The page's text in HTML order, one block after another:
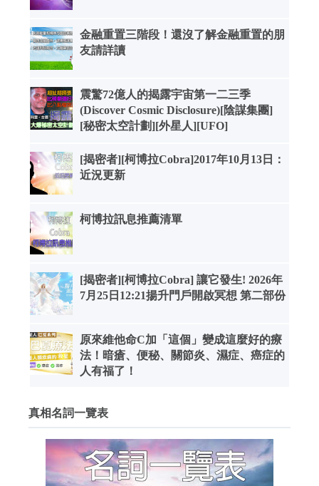
金融重置三階段！還沒了解金融重置的朋
友請詳讀
震驚72億人的揭露宇宙第一二三季
(Discover Cosmic Disclosure)[陰謀集團]
[秘密太空計劃][外星人][UFO]
[揭密者][柯博拉Cobra]2017年10月13日：
近況更新
柯博拉訊息推薦清單
[揭密者][柯博拉Cobra] 讓它發生! 2026年
7月25日12:21揚升門戶開啟冥想 第二部份
原來維他命C加「這個」變成這麼好的療
法！暗瘡、便秘、關節炎、濕症、癌症的
人有福了！
真相名詞一覽表